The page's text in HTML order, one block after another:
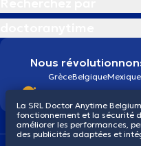
Nous
GrèceBelgiqueMexique
La SRL Doctor Anytime
fonctionnement et la sécurité
améliorer les performances,
des publicités adaptées et